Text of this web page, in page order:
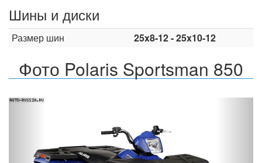
Шины и диски
Размер шин 25x8-12 - 25x10-12
Фото Polaris Sportsman 850
Назад